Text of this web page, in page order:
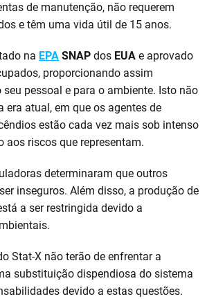
de manutenção, não requerem
e têm uma vida útil de 15 anos.
na EPA SNAP dos EUA e aprovado
proporcionando assim
pessoal e para o ambiente. Isto não
era atual, em que os agentes de
estão cada vez mais sob intenso
aos riscos que representam.
determinaram que outros
inseguros. Além disso, a produção de
a ser restringida devido a
Stat-X não terão de enfrentar a
substituição dispendiosa do sistema
devido a estas questões.